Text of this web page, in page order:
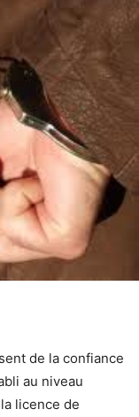
de la confiance
au niveau
licence de